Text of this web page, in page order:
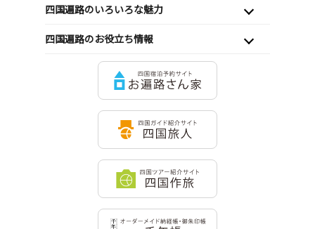
四国遍路のいろいろな魅力
四国遍路のお役立ち情報